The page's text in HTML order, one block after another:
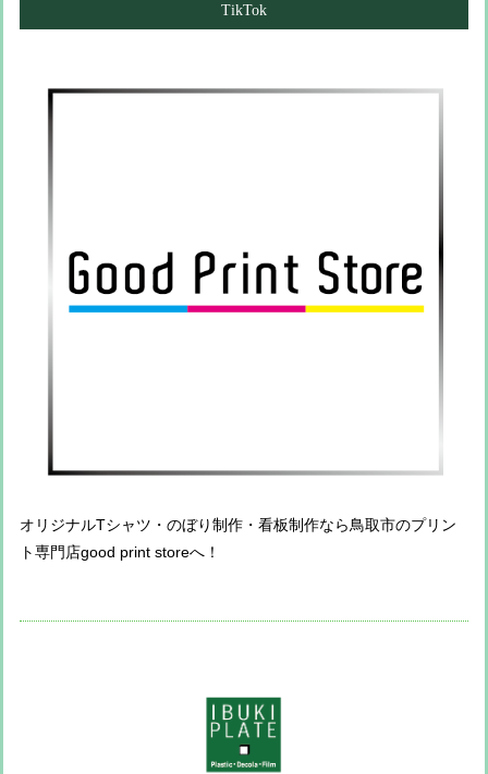
TikTok
オリジナルTシャツ・のぼり制作・看板制作なら鳥取市のプリン
ト専門店good print storeへ！